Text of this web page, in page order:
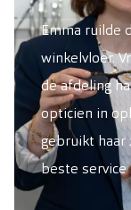
Emma ruilde
winkelvloer.
de afdeling
opticien in
gebruikt haar
beste service